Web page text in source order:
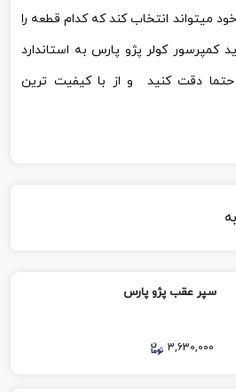
میتواند انتخاب کند که کدام قطعه را
کمپرسور کولر پژو پارس به استاندارد
دقت کنید و از با کیفیت ترین
سپر عقب پژو پارس
3,630,000